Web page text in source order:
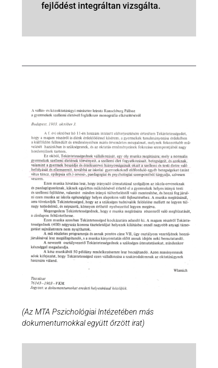
fejlődést integráltan vizsgálta.
(Az MTA Pszichológiai Intézetében más
dokumentumokkal együtt őrzött irat)